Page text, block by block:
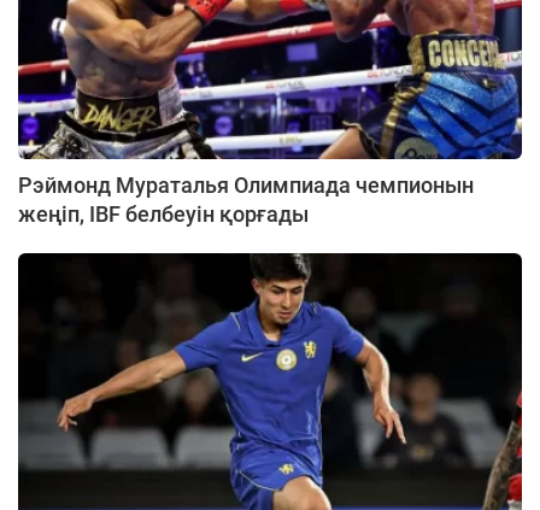
Рэймонд Мураталья Олимпиада чемпионын
жеңіп, IBF белбеуін қорғады